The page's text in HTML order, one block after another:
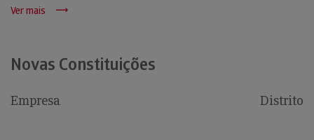
Ver mais
Novas Constituições
Empresa Distrito